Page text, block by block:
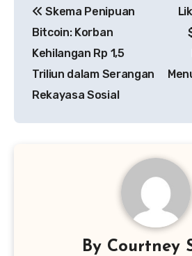
navigation
Skema Penipuan
Bitcoin: Korban
Kehilangan Rp 1,5
Triliun dalam Serangan
Rekayasa Sosial
By Courtney